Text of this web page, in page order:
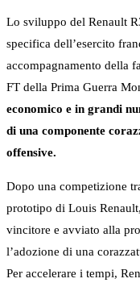
Lo sviluppo del Renault
specifica dell’esercito
accompagnamento della
FT della Prima Guerra
economico e in grandi
di una componente
offensive.
Dopo una competizione
prototipo di Louis
vincitore e avviato alla
l’adozione di una
Per accelerare i tempi,